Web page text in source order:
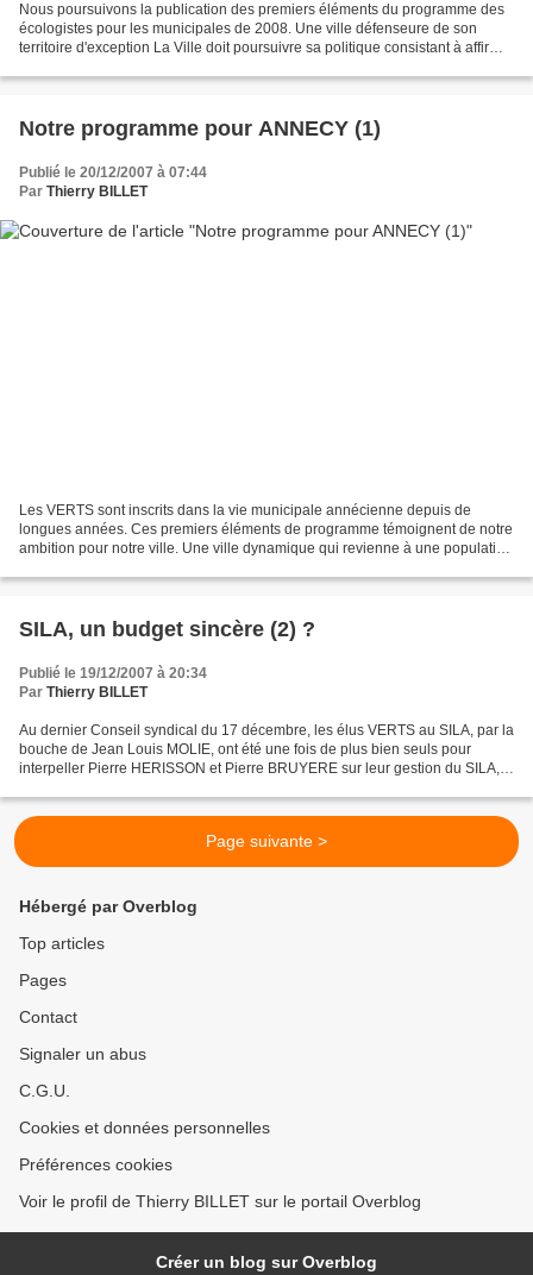
Nous poursuivons la publication des premiers éléments du programme des
écologistes pour les municipales de 2008. Une ville défenseure de son
territoire d'exception La Ville doit poursuivre sa politique consistant à affirmer
Notre programme pour ANNECY (1)
Publié le 20/12/2007 à 07:44
Par Thierry BILLET
Les VERTS sont inscrits dans la vie municipale annécienne depuis de
longues années. Ces premiers éléments de programme témoignent de notre
ambition pour notre ville. Une ville dynamique qui revienne à une population
SILA, un budget sincère (2) ?
Publié le 19/12/2007 à 20:34
Par Thierry BILLET
Au dernier Conseil syndical du 17 décembre, les élus VERTS au SILA, par la
bouche de Jean Louis MOLIE, ont été une fois de plus bien seuls pour
interpeller Pierre HERISSON et Pierre BRUYERE sur leur gestion du SILA,
Page suivante >
Hébergé par Overblog
Top articles
Pages
Contact
Signaler un abus
C.G.U.
Cookies et données personnelles
Préférences cookies
Voir le profil de Thierry BILLET sur le portail Overblog
Créer un blog sur Overblog